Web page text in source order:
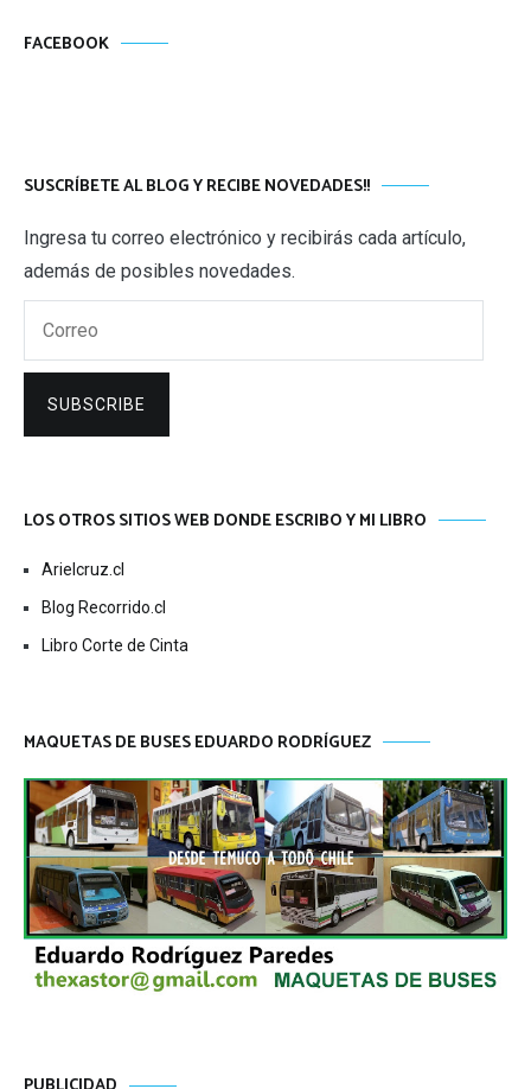
FACEBOOK
SUSCRÍBETE AL BLOG Y RECIBE NOVEDADES!!
Ingresa tu correo electrónico y recibirás cada artículo,
además de posibles novedades.
SUBSCRIBE
LOS OTROS SITIOS WEB DONDE ESCRIBO Y MI LIBRO
Arielcruz.cl
Blog Recorrido.cl
Libro Corte de Cinta
MAQUETAS DE BUSES EDUARDO RODRÍGUEZ